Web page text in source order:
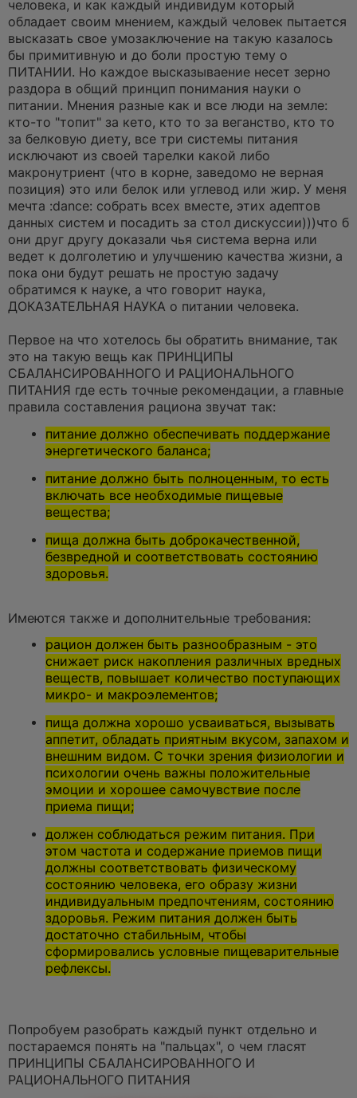
т
а
н
о
с
о
б
щ
н
и
человека, и как каждый индивидум который
обладает своим мнением, каждый человек пытается
высказать свое умозаключение на такую казалось
бы примитивную и до боли простую тему о
ПИТАНИИ. Но каждое высказываение несет зерно
раздора в общий принцип понимания науки о
питании. Мнения разные как и все люди на земле:
кто-то "топит" за кето, кто то за веганство, кто то
за белковую диету, все три системы питания
исключают из своей тарелки какой либо
макронутриент (что в корне, заведомо не верная
позиция) это или белок или углевод или жир. У меня
мечта :dance: собрать всех вместе, этих адептов
данных систем и посадить за стол дискуссии)))что б
они друг другу доказали чья система верна или
ведет к долголетию и улучшению качества жизни, а
пока они будут решать не простую задачу
обратимся к науке, а что говорит наука,
ДОКАЗАТЕЛЬНАЯ НАУКА о питании человека.
Первое на что хотелось бы обратить внимание, так
это на такую вещь как ПРИНЦИПЫ
СБАЛАНСИРОВАННОГО И РАЦИОНАЛЬНОГО
ПИТАНИЯ где есть точные рекомендации, а главные
правила составления рациона звучат так:
питание должно обеспечивать поддержание
энергетического баланса;
питание должно быть полноценным, то есть
включать все необходимые пищевые
вещества;
пища должна быть доброкачественной,
безвредной и соответствовать состоянию
здоровья.
Имеются также и дополнительные требования:
рацион должен быть разнообразным - это
снижает риск накопления различных вредных
веществ, повышает количество поступающих
микро- и макроэлементов;
пища должна хорошо усваиваться, вызывать
аппетит, обладать приятным вкусом, запахом и
внешним видом. С точки зрения физиологии и
психологии очень важны положительные
эмоции и хорошее самочувствие после
приема пищи;
должен соблюдаться режим питания. При
этом частота и содержание приемов пищи
должны соответствовать физическому
состоянию человека, его образу жизни
индивидуальным предпочтениям, состоянию
здоровья. Режим питания должен быть
достаточно стабильным, чтобы
сформировались условные пищеварительные
рефлексы.
Попробуем разобрать каждый пункт отдельно и
постараемся понять на "пальцах", о чем гласят
ПРИНЦИПЫ СБАЛАНСИРОВАННОГО И
РАЦИОНАЛЬНОГО ПИТАНИЯ